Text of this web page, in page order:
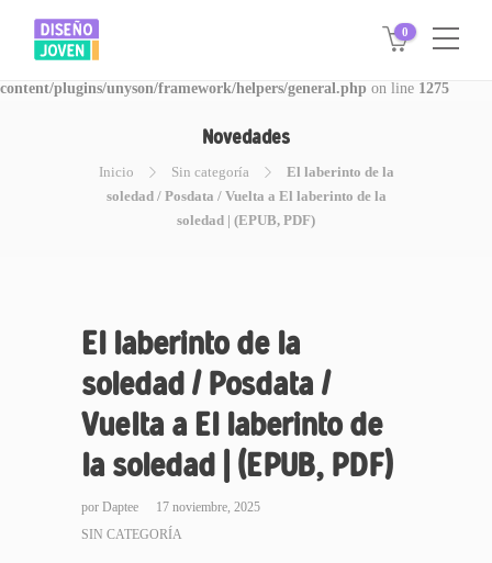
Warning: Invalid argument supplied for foreach() in
/www/disegnojoven.com.ar/htdocs/wp-
content/plugins/unyson/framework/helpers/general.php on line 1275
0
Novedades
Inicio Sin categoría
El laberinto de la
soledad / Posdata / Vuelta a El laberinto de la
soledad | (EPUB, PDF)
El laberinto de la
soledad / Posdata /
Vuelta a El laberinto de
la soledad | (EPUB, PDF)
por Daptee
17 noviembre, 2025
SIN CATEGORÍA